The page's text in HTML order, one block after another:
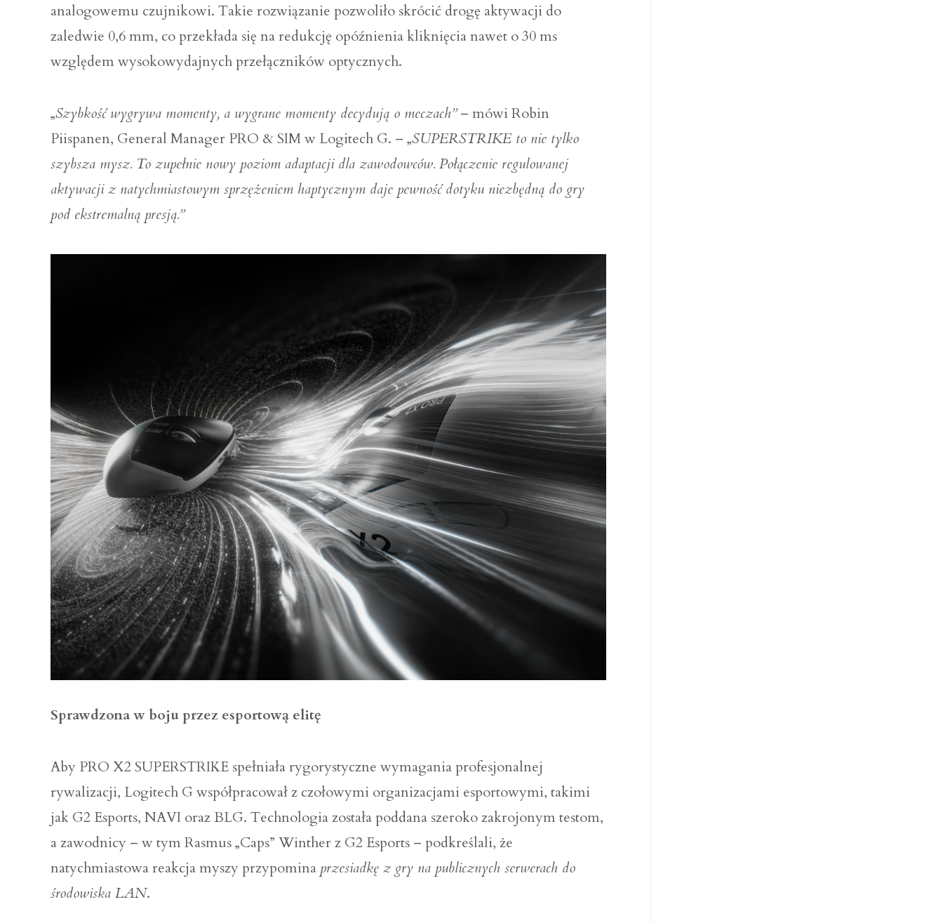
analogowemu czujnikowi. Takie rozwiązanie pozwoliło skrócić drogę aktywacji do
zaledwie 0,6 mm, co przekłada się na redukcję opóźnienia kliknięcia nawet o 30 ms
względem wysokowydajnych przełączników optycznych.
„Szybkość wygrywa momenty, a wygrane momenty decydują o meczach”– mówi Robin
Piispanen, General Manager PRO & SIM w Logitech G. – „SUPERSTRIKE to nie tylko
szybsza mysz. To zupełnie nowy poziom adaptacji dla zawodowców. Połączenie regulowanej
aktywacji z natychmiastowym sprzężeniem haptycznym daje pewność dotyku niezbędną do gry
pod ekstremalną presją.”
Sprawdzona w boju przez esportową elitę
Aby PRO X2 SUPERSTRIKE spełniała rygorystyczne wymagania profesjonalnej
rywalizacji, Logitech G współpracował z czołowymi organizacjami esportowymi, takimi
jak G2 Esports, NAVI oraz BLG. Technologia została poddana szeroko zakrojonym testom,
a zawodnicy – w tym Rasmus „Caps” Winther z G2 Esports – podkreślali, że
natychmiastowa reakcja myszy przypomina przesiadkę z gry na publicznych serwerach do
środowiska LAN.